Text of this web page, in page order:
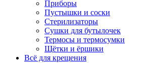
Приборы
Пустышки и соски
Стерилизаторы
Сушки для бутылочек
Термосы и термосумки
Щётки и ёршики
Всё для крещения